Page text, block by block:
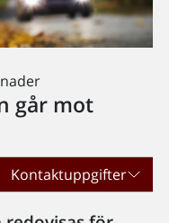
går mot
Kontaktuppgifter